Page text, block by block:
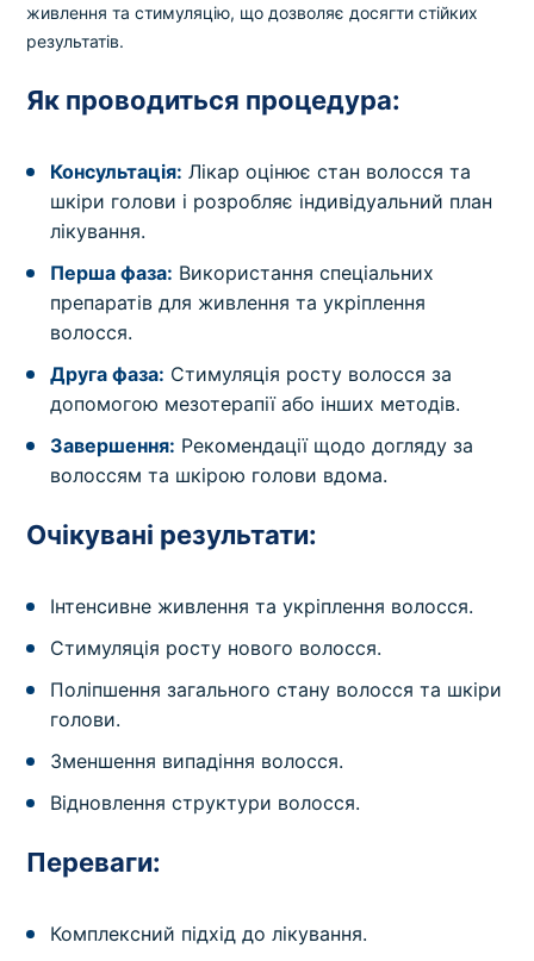
живлення та стимуляцію, що дозволяє досягти стійких
результатів.
Як проводиться процедура:
Консультація: Лікар оцінює стан волосся та
шкіри голови і розробляє індивідуальний план
лікування.
Перша фаза: Використання спеціальних
препаратів для живлення та укріплення
волосся.
Друга фаза: Стимуляція росту волосся за
допомогою мезотерапії або інших методів.
Завершення: Рекомендації щодо догляду за
волоссям та шкірою голови вдома.
Очікувані результати:
Інтенсивне живлення та укріплення волосся.
Стимуляція росту нового волосся.
Поліпшення загального стану волосся та шкіри
голови.
Зменшення випадіння волосся.
Відновлення структури волосся.
Переваги:
Комплексний підхід до лікування.